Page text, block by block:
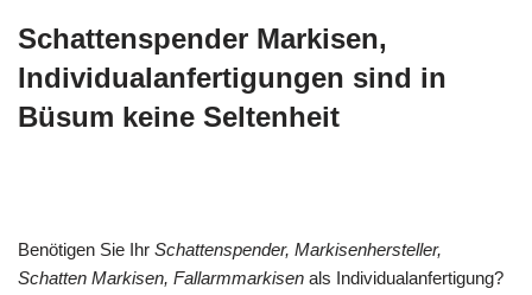
Schattenspender Markisen,
Individualanfertigungen sind in
Büsum keine Seltenheit
Benötigen Sie Ihr Schattenspender, Markisenhersteller,
Schatten Markisen, Fallarmmarkisen als Individualanfertigung?